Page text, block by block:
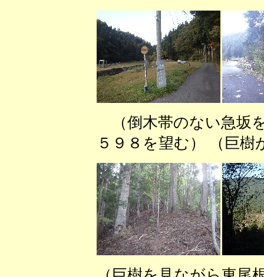
（倒木帯のない急坂
５９８を望む） （巨